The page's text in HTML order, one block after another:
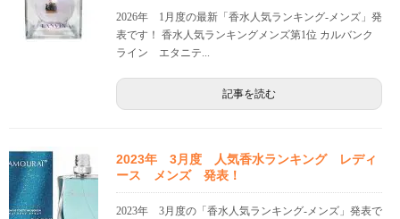
2026年 1月度の最新「香水人気ランキング-メンズ」発
表です！ 香水人気ランキングメンズ第1位 カルバンク
ライン エタニテ...
記事を読む
2023年 3月度 人気香水ランキング レディ
ース メンズ 発表！
2023年 3月度の「香水人気ランキング-メンズ」発表で